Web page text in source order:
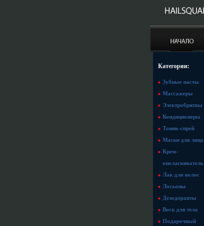
Категории:
Зубные пасты
Массажеры
Электробритвы
Кондиционеры
Тоник-спрей
Маски для лица
Крем-
ополаскиватель
Лак для волос
Лосьоны
Дезодоранты
Воск для тела
Подарочный